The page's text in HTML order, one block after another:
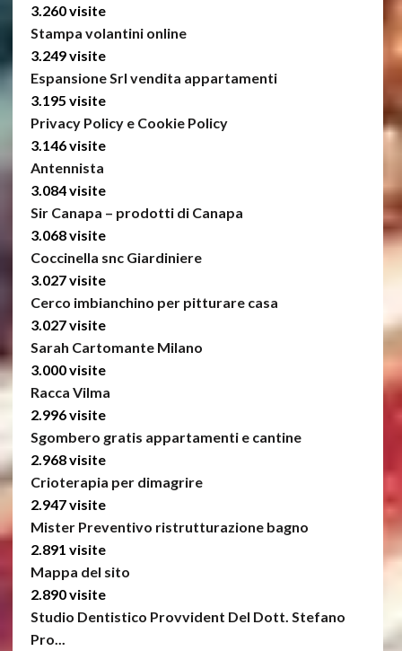
3.260 visite
Stampa volantini online
3.249 visite
Espansione Srl vendita appartamenti
3.195 visite
Privacy Policy e Cookie Policy
3.146 visite
Antennista
3.084 visite
Sir Canapa – prodotti di Canapa
3.068 visite
Coccinella snc Giardiniere
3.027 visite
Cerco imbianchino per pitturare casa
3.027 visite
Sarah Cartomante Milano
3.000 visite
Racca Vilma
2.996 visite
Sgombero gratis appartamenti e cantine
2.968 visite
Crioterapia per dimagrire
2.947 visite
Mister Preventivo ristrutturazione bagno
2.891 visite
Mappa del sito
2.890 visite
Studio Dentistico Provvident Del Dott. Stefano
Pro...